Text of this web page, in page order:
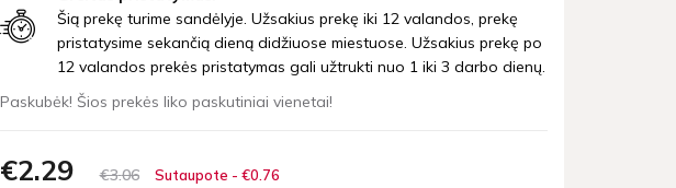
Šią prekę turime sandėlyje. Užsakius prekę iki 12 valandos, prekę
pristatysime sekančią dieną didžiuose miestuose. Užsakius prekę po
12 valandos prekės pristatymas gali užtrukti nuo 1 iki 3 darbo dienų.
Paskubėk! Šios prekės liko paskutiniai vienetai!
€2 29 €306 Sutaupote - €0 76